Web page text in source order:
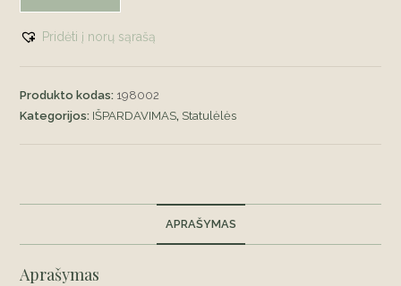
Pridėti į norų sąrašą
Produkto kodas: 198002
Kategorijos: IŠPARDAVIMAS, Statulėlės
APRAŠYMAS
Aprašymas